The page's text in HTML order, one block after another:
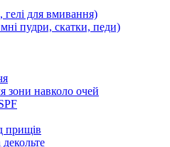
для вмивання)
пудри, скатки, педи)
зони навколо очей
прищів